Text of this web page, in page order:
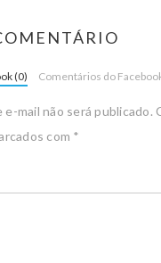
(0) Comentários do
mail não será publicado.
com *